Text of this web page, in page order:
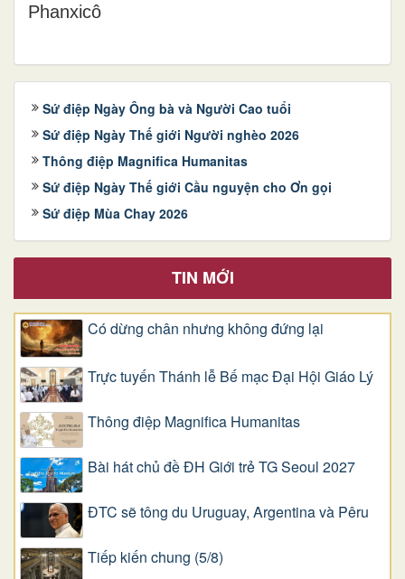
Phanxicô
Sứ điệp Ngày Ông bà và Người Cao tuổi
Sứ điệp Ngày Thế giới Người nghèo 2026
Thông điệp Magnifica Humanitas
Sứ điệp Ngày Thế giới Cầu nguyện cho Ơn gọi
Sứ điệp Mùa Chay 2026
TIN MỚI
Có dừng chân nhưng không đứng lại
Trực tuyến Thánh lễ Bế mạc Đại Hội Giáo Lý
Thông điệp Magnifica Humanitas
Bài hát chủ đề ĐH Giới trẻ TG Seoul 2027
ĐTC sẽ tông du Uruguay, Argentina và Pêru
Tiếp kiến chung (5/8)